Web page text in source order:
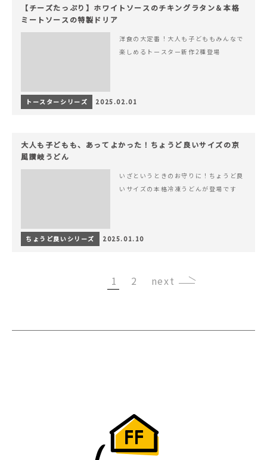
【チーズたっぷり】ホワイトソースのチキングラタン＆本格
ミートソースの特製ドリア
洋食の大定番！大人も子どももみんなで
楽しめるトースター新作2種登場
トースターシリーズ 2025.02.01
大人も子どもも、あってよかった！ちょうど良いサイズの京
風讃岐うどん
いざというときのお守りに！ちょうど良
いサイズの本格冷凍うどんが登場です
ちょうど良いシリーズ 2025.01.10
1 2 ›